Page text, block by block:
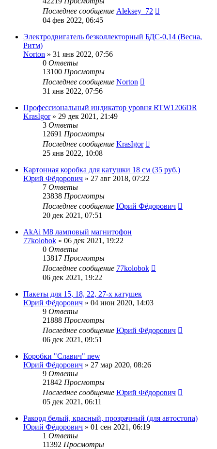
Последнее сообщение Aleksey_72
04 фев 2022, 06:45
Электродвигатель безколлекторный БДС-0,14 (Весна,
Ритм)
Norton » 31 янв 2022, 07:56
0 Ответы
13100 Просмотры
Последнее сообщение Norton
31 янв 2022, 07:56
Профессиональный индикатор уровня RTW1206DR
KrasIgor» 29 дек 2021, 21:49
3 Ответы
12691 Просмотры
Последнее сообщение KrasIgor
25 янв 2022, 10:08
Картонная коробка для катушки 18 см (35 руб.)
Юрий Фёдорович » 27 авг 2018, 07:22
7 Ответы
23838 Просмотры
Последнее сообщение Юрий Фёдорович
20 дек 2021, 07:51
AkAi M8 ламповый магнитофон
77kolobok » 06 дек 2021, 19:22
0 Ответы
13817 Просмотры
Последнее сообщение 77kolobok
06 дек 2021, 19:22
Пакеты для 15, 18, 22, 27-х катушек
Юрий Фёдорович » 04 июн 2020, 14:03
9 Ответы
21888 Просмотры
Последнее сообщение Юрий Фёдорович
06 дек 2021, 09:51
Коробки "Славич" new
Юрий Фёдорович » 27 мар 2020, 08:26
9 Ответы
21842 Просмотры
Последнее сообщение Юрий Фёдорович
05 дек 2021, 06:11
Ракорд белый, красный, прозрачный (для автостопа)
Юрий Фёдорович » 01 сен 2021, 06:19
1 Ответы
11392 Просмотры